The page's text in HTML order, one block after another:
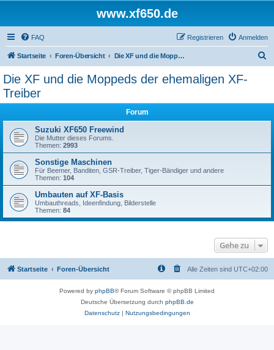
www.xf650.de
FAQ Anmelden
Registrieren
Startseite Foren-Übersicht Die XF und die Moppeds der ehemaligen XF-Treiber
Die XF und die Moppeds der ehemaligen XF-
Treiber
Forum
Suzuki XF650 Freewind
Die Mutter dieses Forums.
Themen: 2993
Sonstige Maschinen
Für Beemer, Banditen, GSR-Treiber, Tiger-Bändiger und andere
Themen: 104
Umbauten auf XF-Basis
Umbauthreads, Ideenfindung, Bilderstelle
Themen: 84
Gehe zu
Startseite Foren-Übersicht Alle Zeiten sind UTC+02:00
Powered by phpBB® Forum Software © phpBB Limited
Deutsche Übersetzung durch phpBB.de
Datenschutz| Nutzungsbedingungen